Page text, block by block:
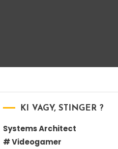
KI VAGY, STINGER ?
Systems Architect
# Videogamer